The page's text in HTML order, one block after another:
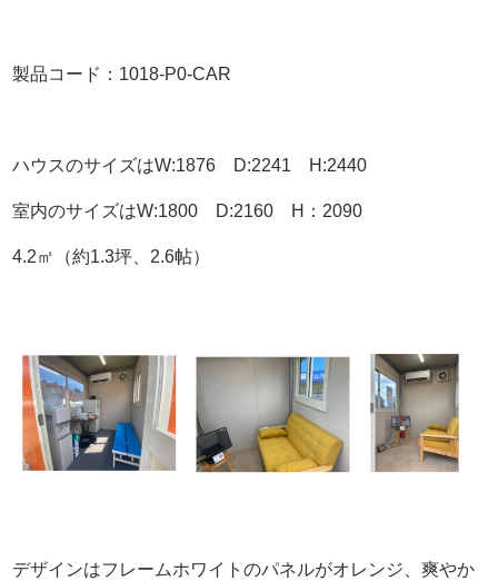
製品コード：1018-P0-CAR
ハウスのサイズはW:1876 D:2241 H:2440
室内のサイズはW:1800 D:2160 H：2090
4.2㎡（約1.3坪、2.6帖）
デザインはフレームホワイトのパネルがオレンジ、爽やか